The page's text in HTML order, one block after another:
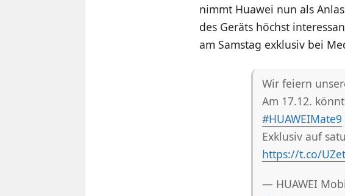
nimmt Huawei nun als
des Geräts höchst
am Samstag exklusiv bei
Wir feiern
Am 17.12.
#HUAWEIMate9
Exklusiv auf
https://t.co/
— HUAWEI